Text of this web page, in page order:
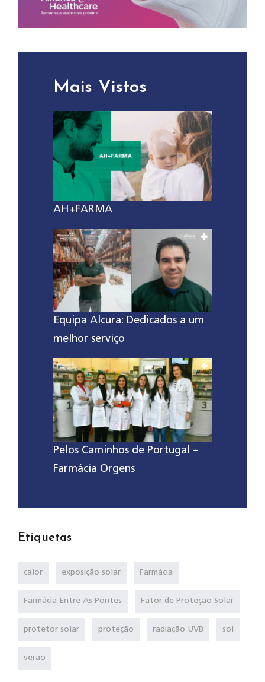
Mais Vistos
AH+FARMA
Equipa Alcura: Dedicados a um
melhor serviço
Pelos Caminhos de Portugal –
Farmácia Orgens
Etiquetas
calor exposição solar Farmácia
Farmácia Entre As Pontes Fator de Proteção Solar
protetor solar proteção radiação UVB sol
verão